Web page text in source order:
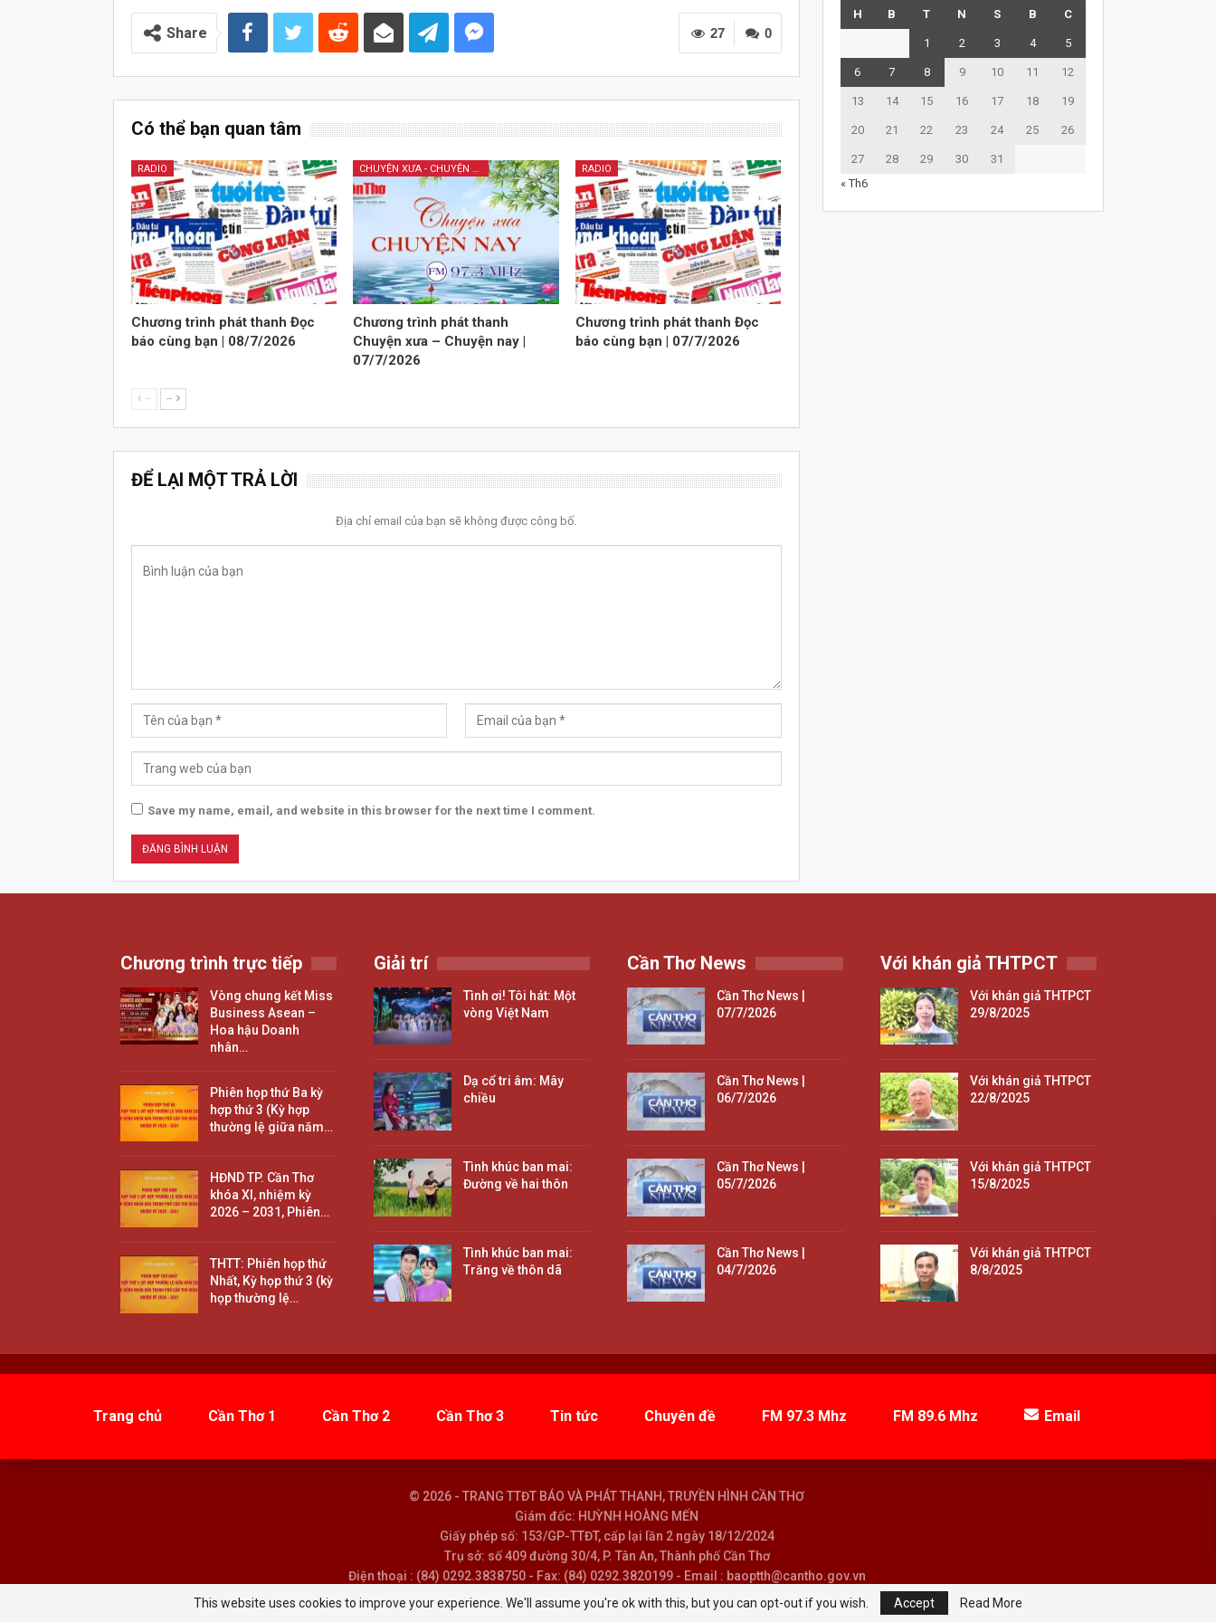
Audio
các
phím
mũi
tên
Lên/Xuống
để
tăng
hoặc
giảm
âm
lượng.
0
27
Share
Có thể bạn quan tâm
RADIO
Chương trình phát thanh Đọc
báo cùng bạn | 08/7/2026
CHUYỆN XƯA - CHUYỆN NAY
Chương trình phát thanh
Chuyện xưa – Chuyện nay |
07/7/2026
RADIO
Chương trình phát thanh Đọc
báo cùng bạn | 07/7/2026
-- --
ĐỂ LẠI MỘT TRẢ LỜI
Địa chỉ email của bạn sẽ không được công bố.
Save my name, email, and website in this browser for the next time I comment.
H B T N S B C
1 2 3 4 5
6 7 8 9 10 11 12
13 14 15 16 17 18 19
20 21 22 23 24 25 26
27 28 29 30
31
« Th6
Chương trình trực tiếp
Vòng chung kết Miss
Business Asean –
Hoa hậu Doanh
nhân…
Phiên họp thứ Ba kỳ
hợp thứ 3 (Kỳ hợp
thường lệ giữa năm…
HĐND TP. Cần Thơ
khóa XI, nhiệm kỳ
2026 – 2031, Phiên…
THTT: Phiên họp thứ
Nhất, Kỳ họp thứ 3 (kỳ
họp thường lệ…
Giải trí
Tình ơi! Tôi hát: Một
vòng Việt Nam
Dạ cổ tri âm: Mây
chiều
Tình khúc ban mai:
Đường về hai thôn
Tình khúc ban mai:
Trăng về thôn dã
Cần Thơ News
Cần Thơ News |
07/7/2026
Cần Thơ News |
06/7/2026
Cần Thơ News |
05/7/2026
Cần Thơ News |
04/7/2026
Với khán giả THTPCT
Với khán giả THTPCT
29/8/2025
Với khán giả THTPCT
22/8/2025
Với khán giả THTPCT
15/8/2025
Với khán giả THTPCT
8/8/2025
Trang chủ Cần Thơ 1 Cần Thơ 2 Cần Thơ 3 Tin tức Chuyên đề FM 97.3 Mhz FM 89.6 Mhz Email
© 2026 - TRANG TTĐT BÁO VÀ PHÁT THANH, TRUYỀN HÌNH CẦN THƠ
Giám đốc: HUỲNH HOÀNG MẾN
Giấy phép số: 153/GP-TTĐT, cấp lại lần 2 ngày 18/12/2024
Trụ sở: số 409 đường 30/4, P. Tân An, Thành phố Cần Thơ
Điện thoại : (84) 0292.3838750 - Fax: (84) 0292.3820199 - Email : baoptth@cantho.gov.vn
This website uses cookies to improve your experience. We'll assume you're ok with this, but you can opt-out if you wish.
Accept Read More